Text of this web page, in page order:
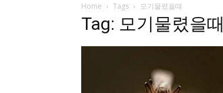
Home Tags 모기물렸을때
Tag: 모기물렸을때